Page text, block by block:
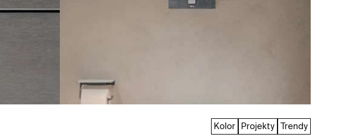
Kolor Projekty Trendy